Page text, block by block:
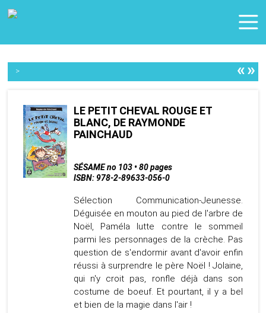
> «»
LE PETIT CHEVAL ROUGE ET
BLANC, DE RAYMONDE
PAINCHAUD
SÉSAME no 103 • 80 pages
ISBN: 978-2-89633-056-0
Sélection Communication-Jeunesse.
Déguisée en mouton au pied de l'arbre de
Noël, Paméla lutte contre le sommeil
parmi les personnages de la crèche. Pas
question de s'endormir avant d'avoir enfin
réussi à surprendre le père Noël ! Jolaine,
qui n'y croit pas, ronfle déjà dans son
costume de boeuf. Et pourtant, il y a bel
et bien de la magie dans l'air !